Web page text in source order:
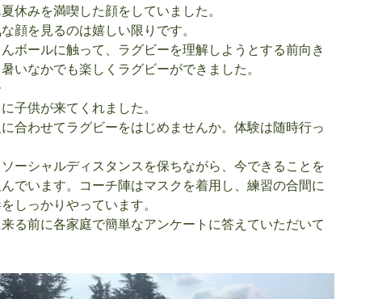
休みを満喫した顔をしていました。
顔を見るのは嬉しい限りです。
ボールに触って、ラグビーを理解しようとする前向き
いなかでも楽しくラグビーができました。
子供が来てくれました。
合わせてラグビーをはじめませんか。体験は随時行っ
ーシャルディスタンスを保ちながら、今できることを
でいます。コーチ陣はマスクを着用し、練習の合間に
しっかりやっています。
る前に各家庭で簡単なアンケートに答えていただいて